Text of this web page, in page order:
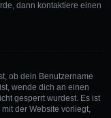
dann kontaktiere einen
ob dein Benutzername
wende dich an einen
gesperrt wurdest. Es ist
der Website vorliegt,